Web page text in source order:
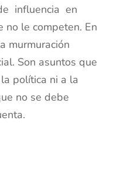
influencia en
no le competen. En
murmuración
Son asuntos que
política ni a la
no se debe